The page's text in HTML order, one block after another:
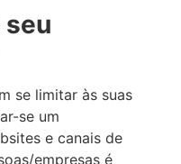
se limitar às suas
se um
e canais de
empresas é